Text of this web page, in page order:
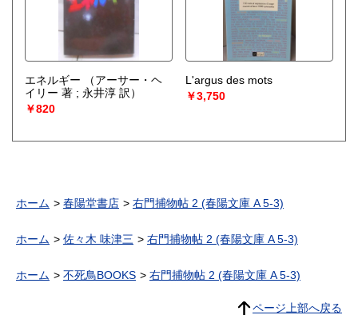
エネルギー
（アーサー・ヘ
イリー 著 ; 永井淳 訳）
￥820
L'argus des mots
￥3,750
ホーム 春陽堂書店 右門捕物帖 2 (春陽文庫 A 5-3)
ホーム 佐々木 味津三 右門捕物帖 2 (春陽文庫 A 5-3)
ホーム 不死鳥BOOKS 右門捕物帖 2 (春陽文庫 A 5-3)
ページ上部へ戻る